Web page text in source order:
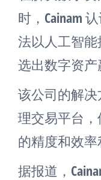
时，Cainam
法以人工智
选出数字资产
该公司的解
理交易平台
的精度和效率
据报道，